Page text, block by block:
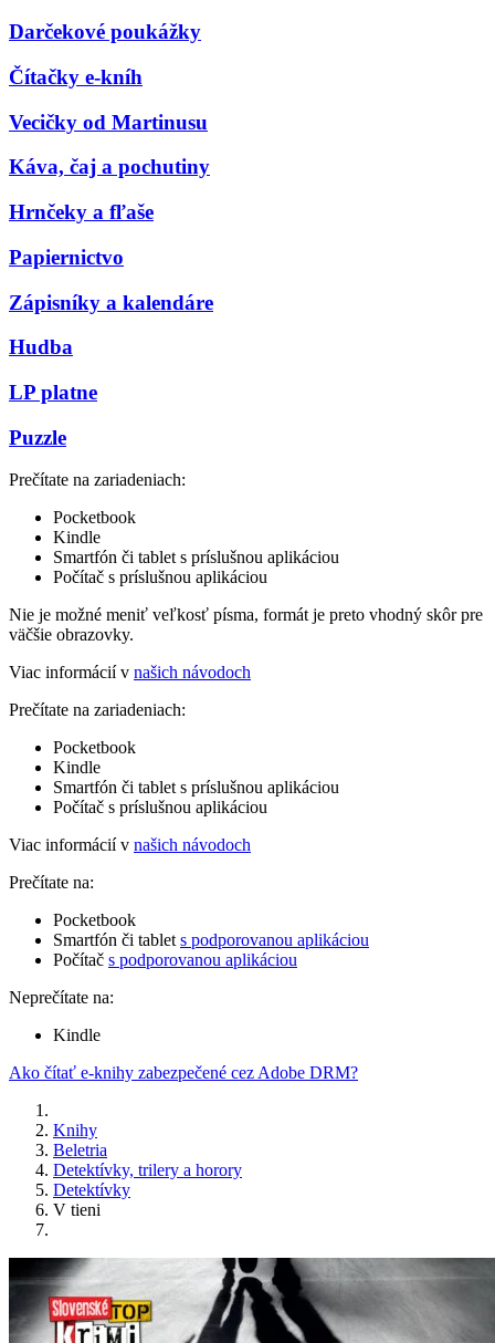
Darčekové poukážky
Čítačky e-kníh
Vecičky od Martinusu
Káva, čaj a pochutiny
Hrnčeky a fľaše
Papiernictvo
Zápisníky a kalendáre
Hudba
LP platne
Puzzle
Prečítate na zariadeniach:
Pocketbook
Kindle
Smartfón či tablet s príslušnou aplikáciou
Počítač s príslušnou aplikáciou
Nie je možné meniť veľkosť písma, formát je preto vhodný skôr pre
väčšie obrazovky.
Viac informácií v našich návodoch
Prečítate na zariadeniach:
Pocketbook
Kindle
Smartfón či tablet s príslušnou aplikáciou
Počítač s príslušnou aplikáciou
Viac informácií v našich návodoch
Prečítate na:
Pocketbook
Smartfón či tablet s podporovanou aplikáciou
Počítač s podporovanou aplikáciou
Neprečítate na:
Kindle
Ako čítať e-knihy zabezpečené cez Adobe DRM?
Knihy
Beletria
Detektívky, trilery a horory
Detektívky
V tieni